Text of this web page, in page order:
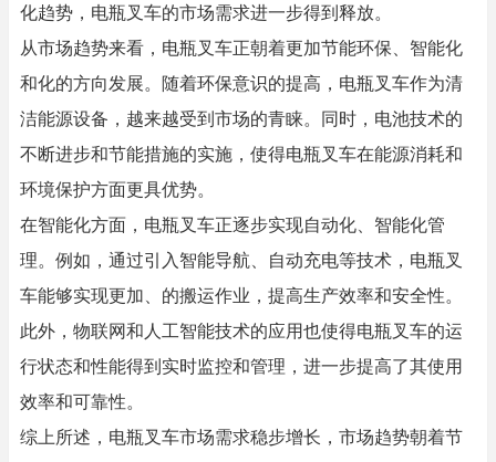
化趋势，电瓶叉车的市场需求进一步得到释放。
从市场趋势来看，电瓶叉车正朝着更加节能环保、智能化
和化的方向发展。随着环保意识的提高，电瓶叉车作为清
洁能源设备，越来越受到市场的青睐。同时，电池技术的
不断进步和节能措施的实施，使得电瓶叉车在能源消耗和
环境保护方面更具优势。
在智能化方面，电瓶叉车正逐步实现自动化、智能化管
理。例如，通过引入智能导航、自动充电等技术，电瓶叉
车能够实现更加、的搬运作业，提高生产效率和安全性。
此外，物联网和人工智能技术的应用也使得电瓶叉车的运
行状态和性能得到实时监控和管理，进一步提高了其使用
效率和可靠性。
综上所述，电瓶叉车市场需求稳步增长，市场趋势朝着节